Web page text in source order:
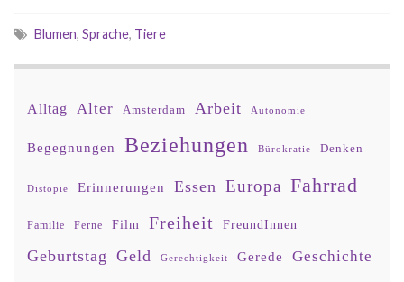
Blumen, Sprache, Tiere
Alltag Alter Amsterdam Arbeit Autonomie
Begegnungen Beziehungen Bürokratie Denken
Distopie Erinnerungen Essen Europa Fahrrad
Familie Ferne Film Freiheit FreundInnen
Geburtstag Geld Gerechtigkeit Gerede Geschichte